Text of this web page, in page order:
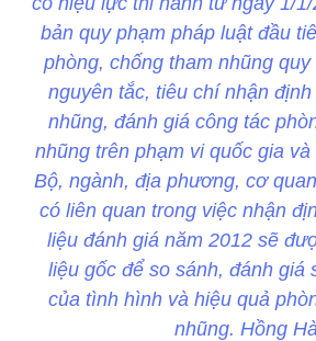
bản quy phạm pháp luật đầu
phòng, chống tham nhũng
nguyên tắc, tiêu chí nhận
nhũng, đánh giá công tác
nhũng trên phạm vi quốc gia
Bộ, ngành, địa phương, cơ
có liên quan trong việc nhận
liệu đánh giá năm 2012 sẽ
liệu gốc để so sánh, đánh giá
của tình hình và hiệu quả
nhũng. Hồng Hà